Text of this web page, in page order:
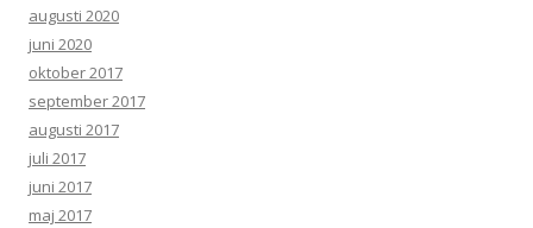
augusti 2020
juni 2020
oktober 2017
september 2017
augusti 2017
juli 2017
juni 2017
maj 2017